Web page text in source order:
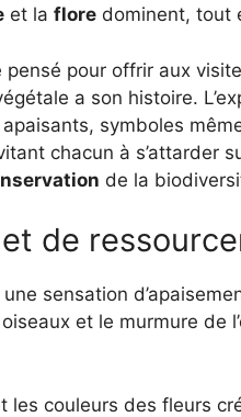
et la flore dominent, tout
pour offrir aux
a son histoire.
symboles
chacun à s’attarder
de la
de
sensation
et le murmure de
les couleurs des fleurs